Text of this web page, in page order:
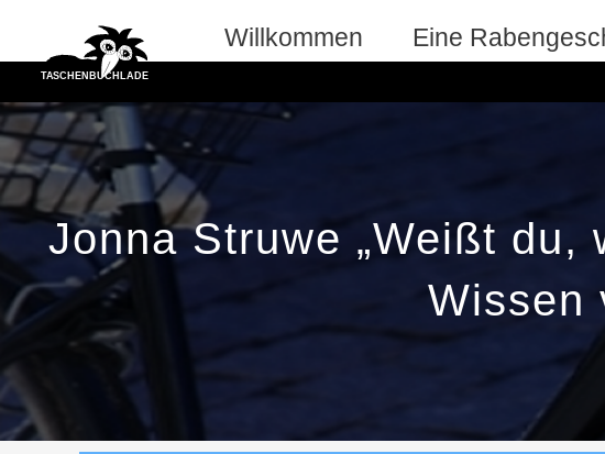
springen
Willkommen Eine
Jonna Struwe „Weißt
Wissen